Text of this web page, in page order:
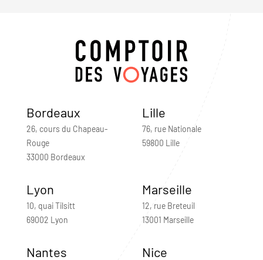
Bordeaux
26, cours du Chapeau-
Rouge
33000 Bordeaux
Lille
76, rue Nationale
59800 Lille
Lyon
10, quai Tilsitt
69002 Lyon
Marseille
12, rue Breteuil
13001 Marseille
Nantes Nice